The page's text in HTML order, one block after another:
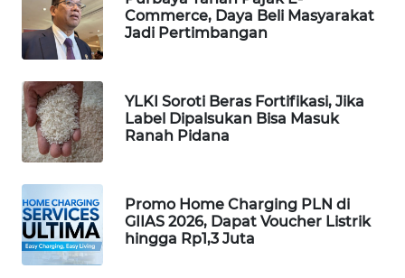
Commerce, Daya Beli Masyarakat
Jadi Pertimbangan
YLKI Soroti Beras Fortifikasi, Jika
Label Dipalsukan Bisa Masuk
Ranah Pidana
Promo Home Charging PLN di
GIIAS 2026, Dapat Voucher Listrik
hingga Rp1,3 Juta
METRO
SIANTAR
NEWS
METRO
MEDAN
NEWS
METRO
JAKARTA
NEWS